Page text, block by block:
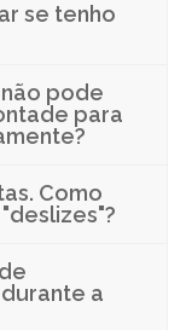
se tenho
pode
para
Como
a